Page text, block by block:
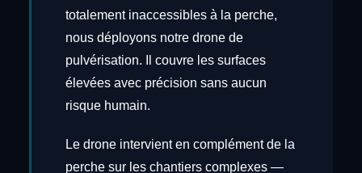
totalement inaccessibles à la perche,
nous déployons notre drone de
pulvérisation. Il couvre les surfaces
élevées avec précision sans aucun
risque humain.
Le drone intervient en complément de la
perche sur les chantiers complexes —